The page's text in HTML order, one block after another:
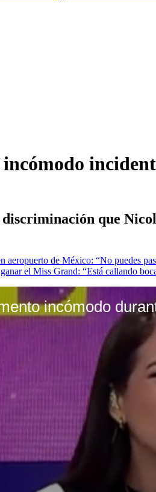
que
de México: “No puedes
el Miss Grand: “Está callando
incómodo